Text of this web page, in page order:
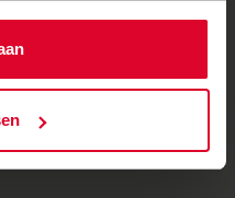
2
3